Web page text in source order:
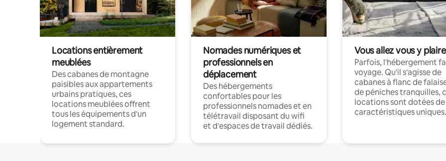
Locations entièrement
meublées
Des cabanes de montagne
paisibles aux appartements
urbains pratiques, ces
locations meublées offrent
tous les équipements d'un
logement standard.
Nomades numériques et
professionnels en
déplacement
Des hébergements
confortables pour les
professionnels nomades et en
télétravail disposant du wifi
et d'espaces de travail dédiés.
Vous allez vous y plaire
Parfois, l'hébergement
voyage. Qu'il s'agisse de
cabanes à flanc de
de péniches tranquilles,
locations sont dotées de
caractéristiques uniques.